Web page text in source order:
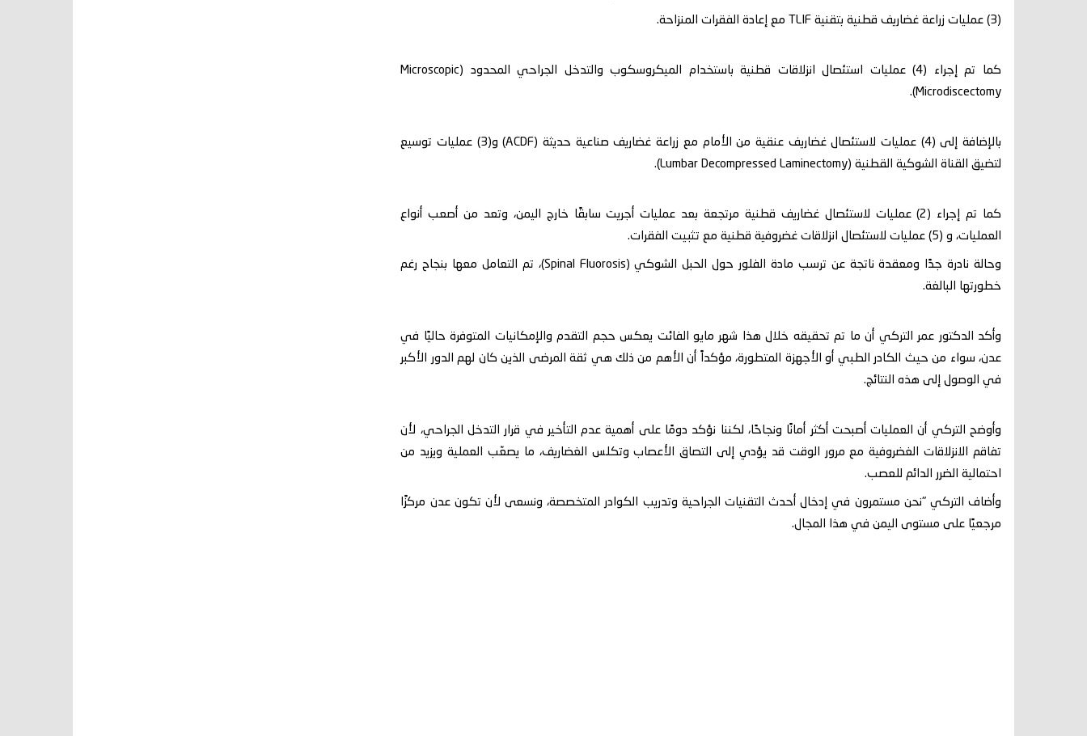
(3) عمليات زراعة غضاريف قطنية بتقنية TLIF مع إعادة الفقرات المنزاحة.
كما تم إجراء (4) عمليات استئصال انزلاقات قطنية باستخدام الميكروسكوب والتدخل الجراحي المحدود (Microscopic
Microdiscectomy).
بالإضافة إلى (4) عمليات لاستئصال غضاريف عنقية من الأمام مع زراعة غضاريف صناعية حديثة (ACDF) و(3) عمليات توسيع
لتضيق القناة الشوكية القطنية (Lumbar Decompressed Laminectomy).
كما تم إجراء (2) عمليات لاستئصال غضاريف قطنية مرتجعة بعد عمليات أجريت سابقًا خارج اليمن، وتعد من أصعب أنواع
العمليات، و (5) عمليات لاستئصال انزلاقات غضروفية قطنية مع تثبيت الفقرات.
وحالة نادرة جدًا ومعقدة ناتجة عن ترسب مادة الفلور حول الحبل الشوكي (Spinal Fluorosis)، تم التعامل معها بنجاح رغم
خطورتها البالغة.
وأكد الدكتور عمر التركي أن ما تم تحقيقه خلال هذا شهر مايو الفائت يعكس حجم التقدم والإمكانيات المتوفرة حاليًا في
عدن، سواء من حيث الكادر الطبي أو الأجهزة المتطورة، مؤكداً أن الأهم من ذلك هي ثقة المرضى الذين كان لهم الدور الأكبر
في الوصول إلى هذه النتائج.
وأوضح التركي أن العمليات أصبحت أكثر أمانًا ونجاحًا، لكننا نؤكد دومًا على أهمية عدم التأخير في قرار التدخل الجراحي، لأن
تفاقم الانزلاقات الغضروفية مع مرور الوقت قد يؤدي إلى التصاق الأعصاب وتكلس الغضاريف، ما يصعّب العملية ويزيد من
احتمالية الضرر الدائم للعصب.
وأضاف التركي "نحن مستمرون في إدخال أحدث التقنيات الجراحية وتدريب الكوادر المتخصصة، ونسعى لأن تكون عدن مركزًا
مرجعيًا على مستوى اليمن في هذا المجال.